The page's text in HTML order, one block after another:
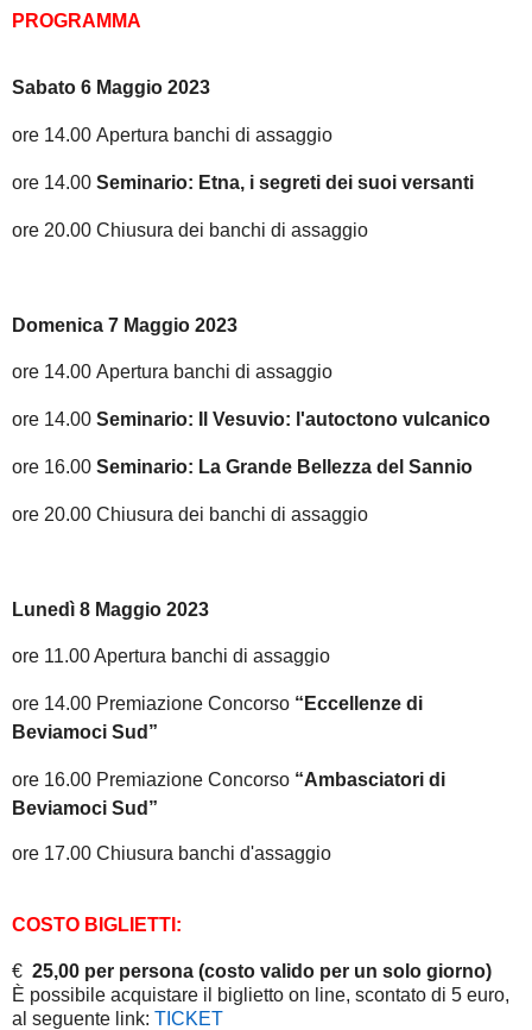
PROGRAMMA
Sabato 6 Maggio 2023
ore 14.00 Apertura banchi di assaggio
ore 14.00 Seminario: Etna, i segreti dei suoi versanti
ore 20.00 Chiusura dei banchi di assaggio
Domenica 7 Maggio 2023
ore 14.00 Apertura banchi di assaggio
ore 14.00 Seminario: Il Vesuvio: l'autoctono vulcanico
ore 16.00 Seminario: La Grande Bellezza del Sannio
ore 20.00 Chiusura dei banchi di assaggio
Lunedì 8 Maggio 2023
ore 11.00 Apertura banchi di assaggio
ore 14.00 Premiazione Concorso “Eccellenze di
Beviamoci Sud”
ore 16.00 Premiazione Concorso “Ambasciatori di
Beviamoci Sud”
ore 17.00 Chiusura banchi d'assaggio
COSTO BIGLIETTI:
€ 25,00 per persona (costo valido per un solo giorno)
È possibile acquistare il biglietto on line, scontato di 5 euro,
al seguente link: TICKET